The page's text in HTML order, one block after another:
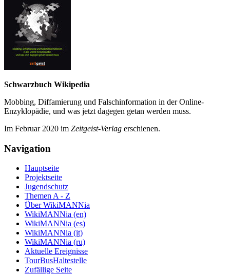
Schwarzbuch Wikipedia
Mobbing, Diffamierung und Falsch­information in der Online-
Enzyklo­pädie, und was jetzt da­gegen getan werden muss.
Im Februar 2020 im Zeit­geist-Verlag erschienen.
Navigation
Hauptseite
Projektseite
Jugendschutz
Themen A - Z
Über WikiMANNia
WikiMANNia (en)
WikiMANNia (es)
WikiMANNia (it)
WikiMANNia (ru)
Aktuelle Ereignisse
TourBusHaltestelle
Zufällige Seite